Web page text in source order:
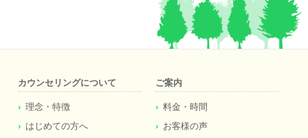
カウンセリングについて
理念・特徴
はじめての方へ
ご案内
料金・時間
お客様の声